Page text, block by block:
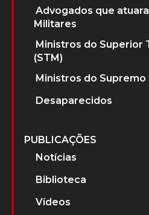
Advogados que
Militares
Ministros do Superior
(STM)
Ministros do Supremo
Desaparecidos
PUBLICAÇÕES
Notícias
Biblioteca
Vídeos